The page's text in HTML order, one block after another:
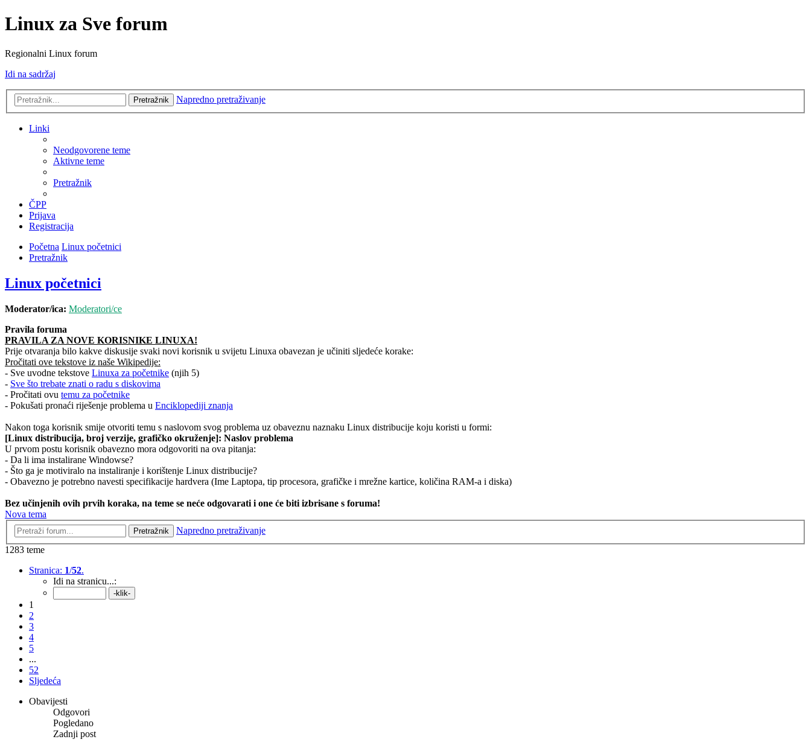
Linux za Sve forum
Regionalni Linux forum
Idi na sadržaj
Pretražnik Napredno pretraživanje
Linki
Neodgovorene teme
Aktivne teme
Pretražnik
ČPP
Prijava
Registracija
Početna Linux početnici
Pretražnik
Linux početnici
Moderator/ica: Moderatori/ce
Pravila foruma
PRAVILA ZA NOVE KORISNIKE LINUXA!
Prije otvaranja bilo kakve diskusije svaki novi korisnik u svijetu Linuxa obavezan je učiniti sljedeće korake:
Pročitati ove tekstove iz naše Wikipedije:
- Sve uvodne tekstove Linuxa za početnike (njih 5)
- Sve što trebate znati o radu s diskovima
- Pročitati ovu temu za početnike
- Pokušati pronaći riješenje problema u Enciklopediji znanja
Nakon toga korisnik smije otvoriti temu s naslovom svog problema uz obaveznu naznaku Linux distribucije koju koristi u formi:
[Linux distribucija, broj verzije, grafičko okruženje]: Naslov problema
U prvom postu korisnik obavezno mora odgovoriti na ova pitanja:
- Da li ima instalirane Windowse?
- Što ga je motiviralo na instaliranje i korištenje Linux distribucije?
- Obavezno je potrebno navesti specifikacije hardvera (Ime Laptopa, tip procesora, grafičke i mrežne kartice, količina RAM-a i diska)
Bez učinjenih ovih prvih koraka, na teme se neće odgovarati i one će biti izbrisane s foruma!
Nova tema
Pretražnik
Napredno pretraživanje
1283 teme
Stranica: 1/52.
Idi na stranicu...:
1
2
3
4
5
...
52
Sljedeća
Obavijesti
Odgovori
Pogledano
Zadnji post